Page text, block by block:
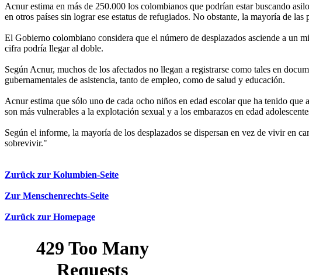
Acnur estima en más de 250.000 los colombianos que podrían estar buscando
en otros países sin lograr ese estatus de refugiados. No obstante, la mayoría de
El Gobierno colombiano considera que el número de desplazados asciende a un
cifra podría llegar al doble.
Según Acnur, muchos de los afectados no llegan a registrarse como tales en
gubernamentales de asistencia, tanto de empleo, como de salud y educación.
Acnur estima que sólo uno de cada ocho niños en edad escolar que ha tenido
son más vulnerables a la explotación sexual y a los embarazos en edad
Según el informe, la mayoría de los desplazados se dispersan en vez de vivir en
sobrevivir."
Zurück zur Kolumbien-Seite
Zur Menschenrechts-Seite
Zurück zur Homepage